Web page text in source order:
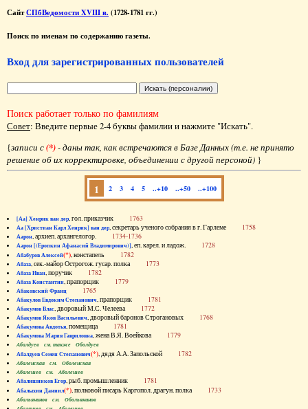
СайтСПбВедомости XVIII в. (1728-1781 гг.)
Поиск по именам по содержанию газеты.
Вход для зарегистрированных пользователей
Поиск работает только по фамилиям
Совет: Введите первые 2-4 буквы фамилии и нажмите "Искать".
{записи с(*)- даны так, как встречаются в Базе Данных (т.е. не принято
решение об их корректировке, объединении с другой персоной) }
1 2 3 4 5 ..+10 ..+50 ..+100
[Аа] Хенрик ван дер, гол. приказчик 1763
Аа [Христиан Карл Хенрик] ван дер, секретарь ученого собрания в г. Гарлеме 1758
Аарон, архиеп. архангелогор. 1734-1736
Аарон [(Еропкин Афанасий Владимирович)], еп. карел. и ладож. 1728
Абабуров Алексей(*), констапель 1782
Абаза, сек.-майор Острогож. гусар. полка 1773
Абаза Иван, поручик 1782
Абаза Константин, прапорщик 1779
Абаковский Франц 1765
Абакулов Евдоким Степанович, прапорщик 1781
Абакумов Влас, дворовый М.С. Челеева 1772
Абакумов Яков Васильевич, дворовый баронов Строгановых 1768
Абакумова Авдотья, помещица 1781
Абакумова Мария Гавриловна, жена В.Я. Воейкова 1779
Абалдуев см. также Оболдуев
Абалдуев Семен Степанович(*), дядя А.А. Запольской 1782
Абаленская см. Оболенская
Абалешев см. Аболешев
Абалишников Егор, рыб. промышленник 1781
Абалыхин Даниил(*), полковой писарь Каргопол. драгун. полка 1733
Абальянинов см. Обольянинов